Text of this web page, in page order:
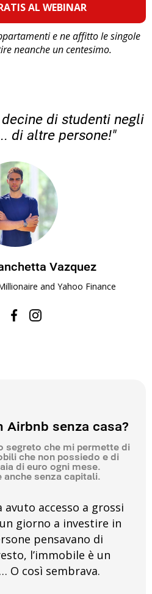
AL WEBINAR
e ne affitto le singole
neanche un centesimo.
di studenti negli
di altre persone!"
Vazquez
and Yahoo Finance
Airbnb senza casa?
segreto che mi permette di
che non possiedo e di
di euro ogni mese.
anche senza capitali.
accesso a grossi
giorno a investire in
pensavano di
l’immobile è un
O così sembrava.